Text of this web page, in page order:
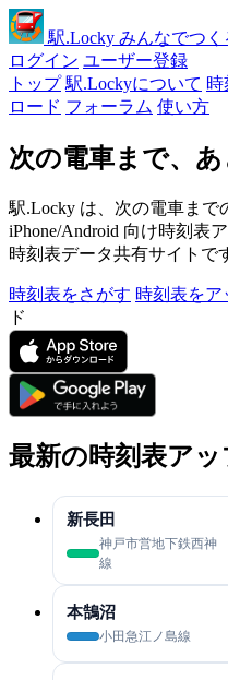
駅.Locky みんなでつ
ログイン ユーザー登録
トップ 駅.Lockyについて 時
ロード フォーラム 使い方
次の電車まで、あ
駅.Locky は、次の電車まで
iPhone/Android 向け時刻表
時刻表データ共有サイトで
時刻表をさがす 時刻表をア
ド
最新の時刻表アッ
新長田
神戸市営地下鉄西神
線
本鵠沼
小田急江ノ島線